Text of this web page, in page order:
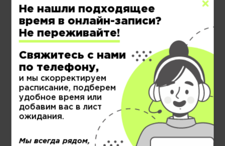
КОСМЕТОЛОГИЯ
МУЖСКОЙ ЗАЛ
Не нашли подходящее
время в онлайн-записи?
Не переживайте!
Свяжитесь с нами
по телефону,
и мы скорректируем
расписание, подберем
удобное время или
добавим вас в лист
ожидания.
Мы всегда рядом,